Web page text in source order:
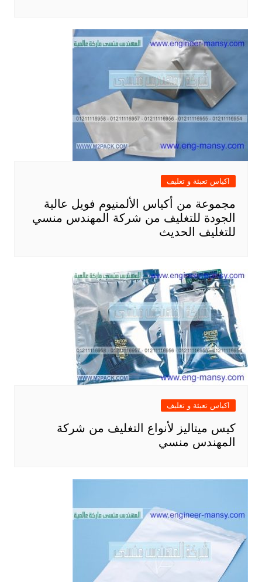
اكياس تعبئة و تغليف
مجموعة من أكياس الألمنيوم فويل عالية
الجودة للتغليف من شركة المهندس منسي
للتغليف الحديث
اكياس تعبئة و تغليف
كيس ميتاليز لأنواع التغليف من شركة
المهندس منسي